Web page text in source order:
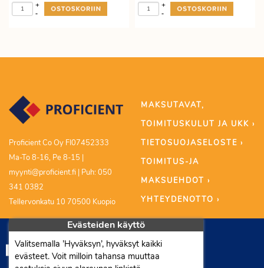
-
+
-
+
Proficient Co Oy FI07452333
Ma-To 8-16, Pe 8-15 |
myynti@proficient.fi | Puh: 050
341 0382
Tellervonkatu 10 70500 Kuopio
MAKSUTAVAT,
TOIMITUSKULUT JA UKK ›
TIETOSUOJASELOSTE ›
TOIMITUS-JA
MAKSUEHDOT ›
YHTEYDENOTTO ›
Evästeiden käyttö
Valitsemalla ’Hyväksyn’, hyväksyt kaikki
evästeet. Voit milloin tahansa muuttaa